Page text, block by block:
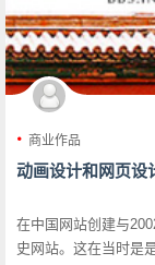
商业作品
动画设计和网页设
在中国网站创建与
史网站。这在当时是